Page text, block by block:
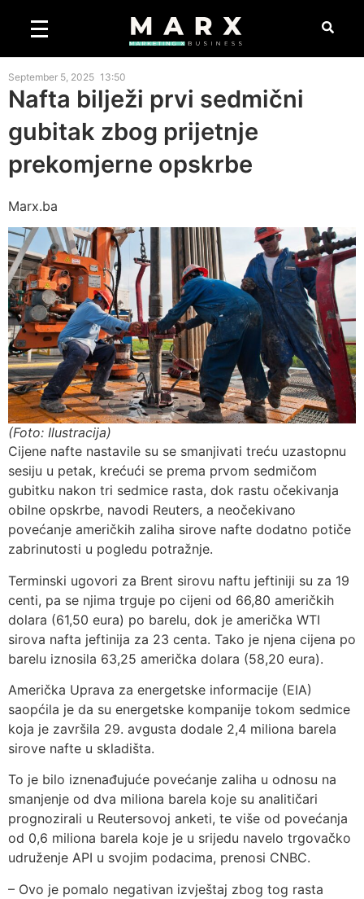
September 5, 2025 13:50
Nafta bilježi prvi sedmični
gubitak zbog prijetnje
prekomjerne opskrbe
Marx.ba
(Foto: Ilustracija)
Cijene nafte nastavile su se smanjivati treću uzastopnu
sesiju u petak, krećući se prema prvom sedmičom
gubitku nakon tri sedmice rasta, dok rastu očekivanja
obilne opskrbe, navodi Reuters, a neočekivano
povećanje američkih zaliha sirove nafte dodatno potiče
zabrinutosti u pogledu potražnje.
Terminski ugovori za Brent sirovu naftu jeftiniji su za 19
centi, pa se njima trguje po cijeni od 66,80 američkih
dolara (61,50 eura) po barelu, dok je američka WTI
sirova nafta jeftinija za 23 centa. Tako je njena cijena po
barelu iznosila 63,25 američka dolara (58,20 eura).
Američka Uprava za energetske informacije (EIA)
saopćila je da su energetske kompanije tokom sedmice
koja je završila 29. avgusta dodale 2,4 miliona barela
sirove nafte u skladišta.
To je bilo iznenađujuće povećanje zaliha u odnosu na
smanjenje od dva miliona barela koje su analitičari
prognozirali u Reutersovoj anketi, te više od povećanja
od 0,6 miliona barela koje je u srijedu navelo trgovačko
udruženje API u svojim podacima, prenosi CNBC.
– Ovo je pomalo negativan izvještaj zbog tog rasta